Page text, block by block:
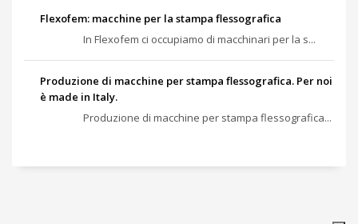
Flexofem: macchine per la stampa flessografica
In Flexofem ci occupiamo di macchinari per la s...
Produzione di macchine per stampa flessografica. Per noi
è made in Italy.
Produzione di macchine per stampa flessografica...